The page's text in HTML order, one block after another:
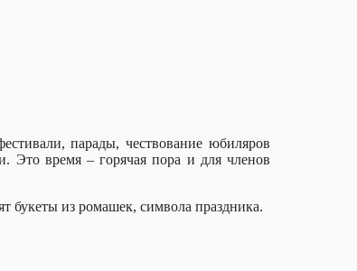
парады, чествование юбиляров
Это время – горячая пора и для членов
букеты из ромашек, символа праздника.